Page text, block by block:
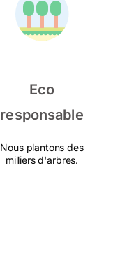
Eco
responsable
Nous plantons des
milliers d'arbres.